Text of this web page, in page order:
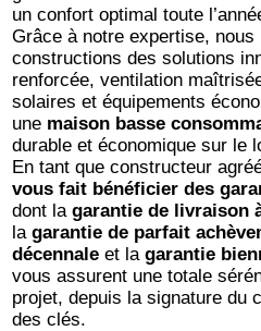
un confort optimal toute
Grâce à notre expertise, nous
constructions des solutions
renforcée, ventilation
solaires et équipements
une maison basse
durable et économique sur le
En tant que constructeur
vous fait bénéficier des
dont lagarantie de livraison
lagarantie de parfait
décennale et lagarantie
vous assurent une totale
projet, depuis la signature du
des clés.